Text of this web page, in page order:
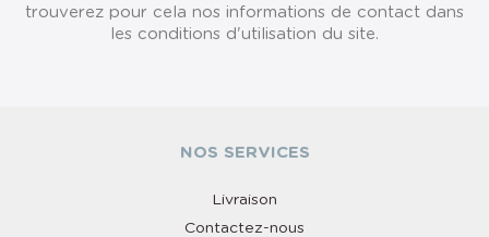
trouverez pour cela nos informations de contact dans
les conditions d'utilisation du site.
NOS SERVICES
Livraison
Contactez-nous